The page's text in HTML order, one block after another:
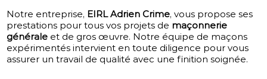
Notre entreprise, EIRL Adrien Crime, vous propose ses
prestations pour tous vos projets de maçonnerie
générale et de gros œuvre. Notre équipe de maçons
expérimentés intervient en toute diligence pour vous
assurer un travail de qualité avec une finition soignée.